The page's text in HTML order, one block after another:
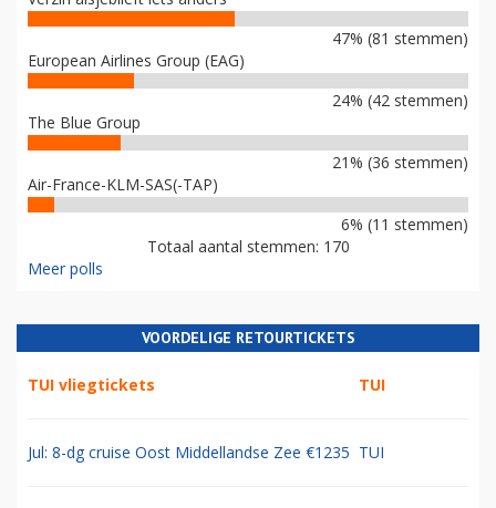
47% (81 stemmen)
European Airlines Group (EAG)
24% (42 stemmen)
The Blue Group
21% (36 stemmen)
Air-France-KLM-SAS(-TAP)
6% (11 stemmen)
Totaal aantal stemmen: 170
Meer polls
VOORDELIGE RETOURTICKETS
TUI vliegtickets TUI
Jul: 8-dg cruise Oost Middellandse Zee €1235 TUI